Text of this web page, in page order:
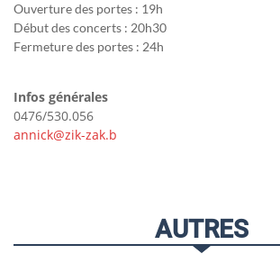
Ouverture des portes : 19h
Début des concerts : 20h30
Fermeture des portes : 24h
Infos générales
0476/530.056
annick@zik-zak.b
AUTRES